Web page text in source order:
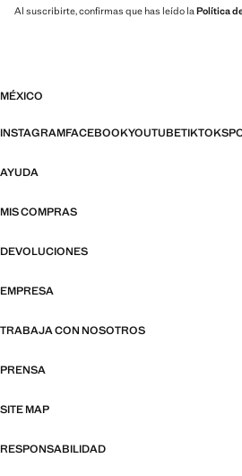
Al suscribirte, confirmas que has leído la Política
MÉXICO
INSTAGRAMFACEBOOKYOUTUBETIKTOK
AYUDA
MIS COMPRAS
DEVOLUCIONES
EMPRESA
TRABAJA CON NOSOTROS
PRENSA
SITE MAP
RESPONSABILIDAD